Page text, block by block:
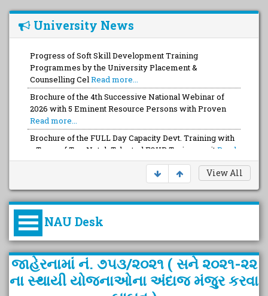
University News
Progress of Soft Skill Development Training
Programmes by the University Placement &
Counselling CelRead more...
Brochure of the 4th Successive National Webinar of
2026 with 5 Eminent Resource Persons with Proven
Read more...
Brochure of the FULL Day Capacity Devt. Training with
a Team of Top-Notch Talented FOUR Trainers wit Read
more...
View All
NAU Desk
કુલપતિની પરિવર્તનકારી પહેલનું
વિહંગાવલોકન (ઓક્ટોબર ૨૦૨૦-૨૦૨૫)
જાહેરનામાં નં. ૭૫૩/૨૦૨૧ ( સને ૨૦૨૧-૨૨
ના સ્થાયી યોજનાઓના અંદાજ મંજુર કરવા